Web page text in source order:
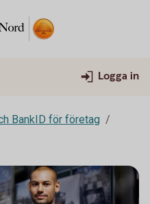
Logga in
BankID för företag